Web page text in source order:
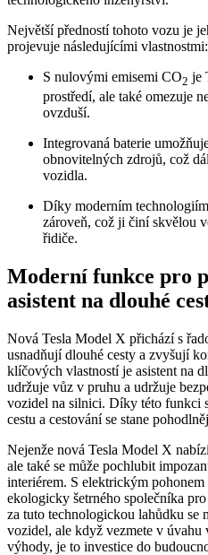
Největší předností tohoto vozu je
projevuje následujícími vlastnostmi:
S nulovými emisemi CO2 je
prostředí, ale také omezuje
ovzduší.
Integrovaná baterie
obnovitelných zdrojů, což
vozidla.
Díky moderním
zároveň, což ji činí skvělou
řidiče.
Moderní funkce pro
asistent na dlouhé
Nová Tesla Model X přichází s
usnadňují dlouhé cesty a zvyšují
klíčových vlastností je asistent na
udržuje vůz v pruhu a udržuje
vozidel na silnici. Díky této funkci
cestu a cestování se stane
Nejenže nová Tesla Model X
ale také se může pochlubit
interiérem. S elektrickým
ekologicky šetrného společníka
za tuto technologickou lahůdku se
vozidel, ale když vezmete v úvahu
výhody, je to investice do